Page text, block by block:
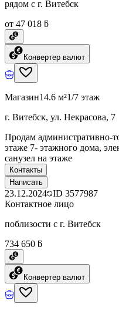
рядом с г. Витебск
от 47 018 ƃ
Конвертер валют
Магазин14.6 м²1/7 этаж
г. Витебск, ул. Некрасова, 7
Продам административно-
этаже 7- этажного дома,
санузел на этаже
Контакты
Написать
23.12.2024 ID 3577987
Контактное лицо
поблизости с г. Витебск
734 650 ƃ
Конвертер валют